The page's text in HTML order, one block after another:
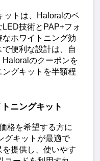
ットは、Haloralのベ
技術とPAP+フォ
ホワイトニング効
便利な設計は、自
のクーポンを
グキットを半額程
ニングキット
格を希望する方に
グキットが最適で
提供し、使いやす